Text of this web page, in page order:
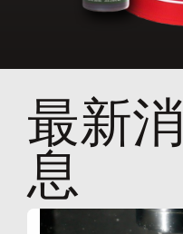
最新消
息